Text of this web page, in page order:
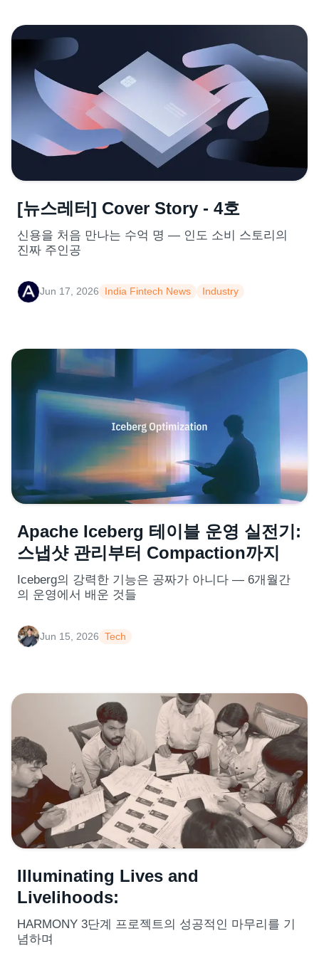
[뉴스레터] Cover Story - 4호
신용을 처음 만나는 수억 명 — 인도 소비 스토리의
진짜 주인공
Jun 17, 2026 India Fintech News Industry
Apache Iceberg 테이블 운영 실전기:
스냅샷 관리부터 Compaction까지
Iceberg의 강력한 기능은 공짜가 아니다 — 6개월간
의 운영에서 배운 것들
Jun 15, 2026 Tech
Illuminating Lives and
Livelihoods:
HARMONY 3단계 프로젝트의 성공적인 마무리를 기
념하며